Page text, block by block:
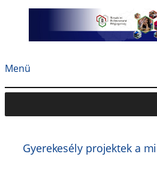
Menü
Gyerekesély projektek a